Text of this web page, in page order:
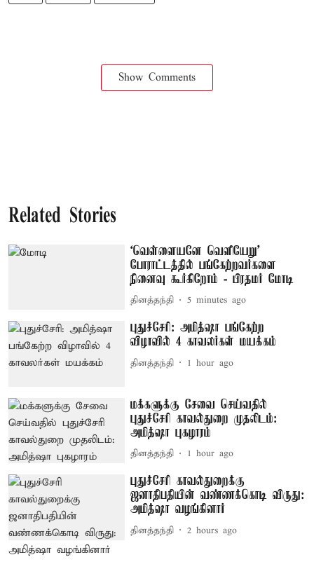
Show Comments
Related Stories
‘வெள்ளையனே வெளியேறு’
போராட்டத்தில் பங்கேற்றவர்களை
நினைவு கூர்கிறோம் - பிரதமர் மோடி
தினத்தந்தி 5 minutes ago
புதுச்சேரி: அமித்ஷா பங்கேற்ற
விழாவில் 4 காவலர்கள் மயக்கம்
தினத்தந்தி 1 hour ago
மக்களுக்கு சேவை செய்வதில்
புதுச்சேரி காவல்துறை முதலிடம்:
அமித்ஷா புகழாரம்
தினத்தந்தி 1 hour ago
புதுச்சேரி காவல்துறைக்கு
ஜனாதிபதியின் வண்ணக்கொடி விருது:
அமித்ஷா வழங்கினார்
தினத்தந்தி 2 hours ago